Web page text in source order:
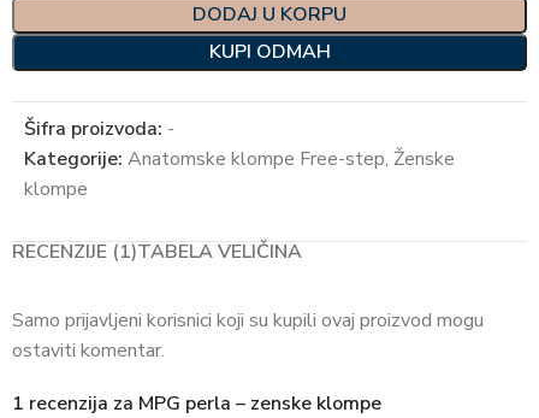
DODAJ U KORPU
KUPI ODMAH
Šifra proizvoda: -
Kategorije: Anatomske klompe Free-step, Ženske
klompe
RECENZIJE (1)TABELA VELIČINA
1 recenzija za MPG perla – zenske klompe
Samo prijavljeni korisnici koji su kupili ovaj proizvod mogu
ostaviti komentar.